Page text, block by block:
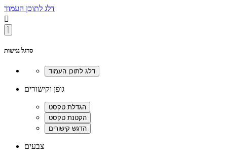
דלג לתוכן העמוד

סרגל נגישות
גופן וקישורים
צבעים